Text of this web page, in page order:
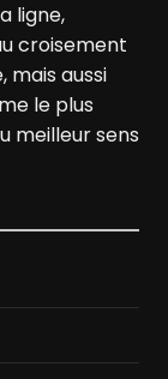
ligne,
croisement
mais aussi
le plus
meilleur sens